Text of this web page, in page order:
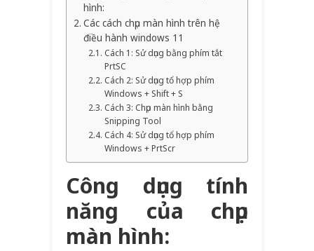
hình:
Các cách chụp màn hình trên hệ
điều hành windows 11
Cách 1: Sử dụng bằng phím tắt
PrtSC
Cách 2: Sử dụng tổ hợp phím
Windows + Shift + S
Cách 3: Chụp màn hình bằng
Snipping Tool
Cách 4: Sử dụng tổ hợp phím
Windows + PrtScr
Công dụng tính
năng của chụp
màn hình: